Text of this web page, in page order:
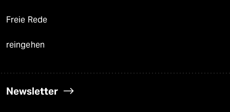
Freie Rede
reingehen
Newsletter